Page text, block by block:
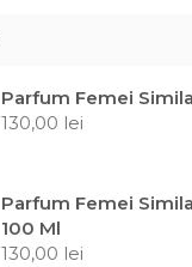
Parfum Femei
130,00 lei
Parfum Femei
100 Ml
130,00 lei